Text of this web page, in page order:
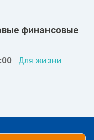
финансовые
Для жизни